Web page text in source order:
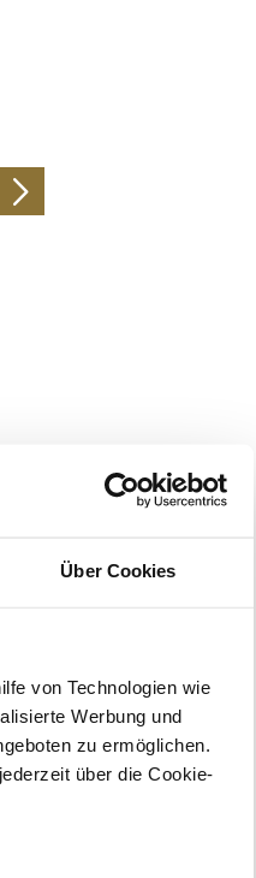
Über Cookies
von Technologien wie
Werbung und
zu ermöglichen.
über die Cookie-